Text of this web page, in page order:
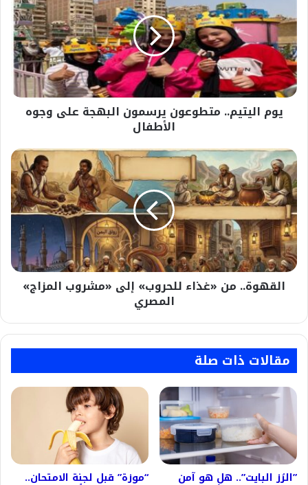
متطوعون
يرسمون
البهجة
على
وجوه
الأطفال
يوم اليتيم.. متطوعون يرسمون البهجة على وجوه
الأطفال
القهوة..
من
«غذاء
للحروب»
إلى
«مشروب
المزاج»
المصري
القهوة.. من «غذاء للحروب» إلى «مشروب المزاج»
المصري
مقالات ذات صلة
​”الرُز البايت”.. هل هو آمن “موزة” قبل لجنة الامتحان..